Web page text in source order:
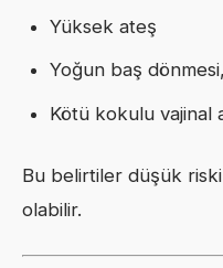
Yüksek ateş
Yoğun baş
Kötü kokulu vajinal
Bu belirtiler düşük
olabilir.